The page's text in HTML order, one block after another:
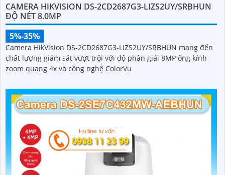
CAMERA HIKVISION DS-2CD2687G3-LIZS2UY/SRBHUN
ĐỘ NÉT 8.0MP
5%-35%
Camera HikVision DS-2CD2687G3-LIZS2UY/SRBHUN mang đến
chất lượng giám sát vượt trội với độ phân giải 8MP ống kính
zoom quang 4x và công nghệ ColorVu